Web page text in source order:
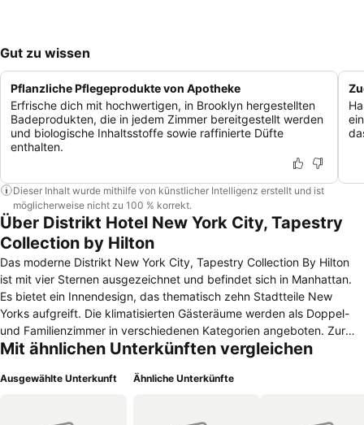
Gut zu wissen
Pflanzliche Pflegeprodukte von Apotheke
Erfrische dich mit hochwertigen, in Brooklyn hergestellten
Badeprodukten, die in jedem Zimmer bereitgestellt werden
und biologische Inhaltsstoffe sowie raffinierte Düfte
enthalten.
Dieser Inhalt wurde mithilfe von künstlicher Intelligenz erstellt und ist
möglicherweise nicht zu 100 % korrekt.
Über Distrikt Hotel New York City, Tapestry
Collection by Hilton
Das moderne Distrikt New York City, Tapestry Collection By Hilton
ist mit vier Sternen ausgezeichnet und befindet sich in Manhattan.
Es bietet ein Innendesign, das thematisch zehn Stadtteile New
Yorks aufgreift. Die klimatisierten Gästeräume werden als Doppel-
und Familienzimmer in verschiedenen Kategorien angeboten. Zur
Ausstattung gehören ein Fernseher, Heizung, Kühlschrank, Kaffee-
Bügeleinrichtung. Das WLAN können die Gäste kostenlos nutzen.
Mit ähnlichen Unterkünften vergleichen
Ausgewählte Unterkunft Ähnliche Unterkünfte